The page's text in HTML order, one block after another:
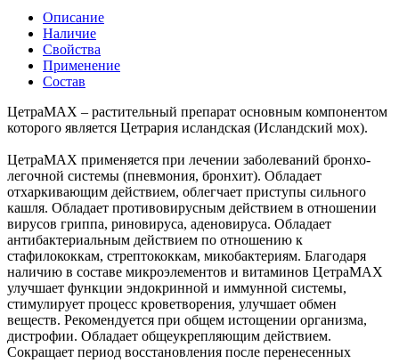
Описание
Наличие
Свойства
Применение
Состав
ЦетраMAX – растительный препарат основным компонентом
которого является Цетрария исландская (Исландский мох).
ЦетраMAX применяется при лечении заболеваний бронхо-
легочной системы (пневмония, бронхит). Обладает
отхаркивающим действием, облегчает приступы сильного
кашля. Обладает противовирусным действием в отношении
вирусов гриппа, риновируса, аденовируса. Обладает
антибактериальным действием по отношению к
стафилококкам, стрептококкам, микобактериям. Благодаря
наличию в составе микроэлементов и витаминов ЦетраMAX
улучшает функции эндокринной и иммунной системы,
стимулирует процесс кроветворения, улучшает обмен
веществ. Рекомендуется при общем истощении организма,
дистрофии. Обладает общеукрепляющим действием.
Сокращает период восстановления после перенесенных